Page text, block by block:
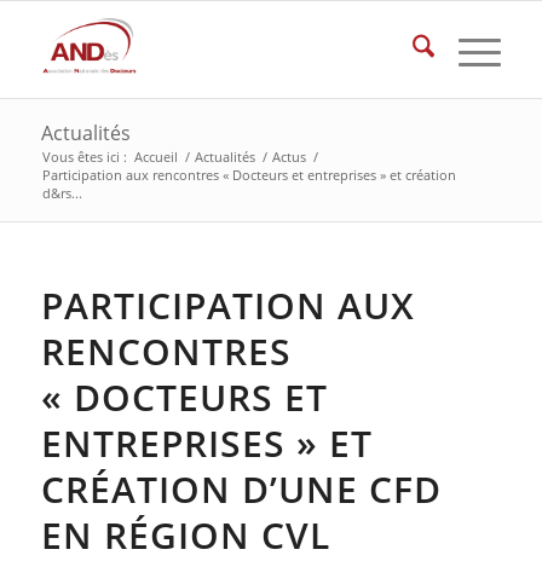
Actualités
Vous êtes ici : Accueil / Actualités / Actus /
Participation aux rencontres « Docteurs et entreprises » et création
d&rs...
PARTICIPATION AUX
RENCONTRES
« DOCTEURS ET
ENTREPRISES » ET
CRÉATION D’UNE CFD
EN RÉGION CVL